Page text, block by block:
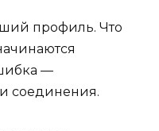
профиль. Что
—
соединения.